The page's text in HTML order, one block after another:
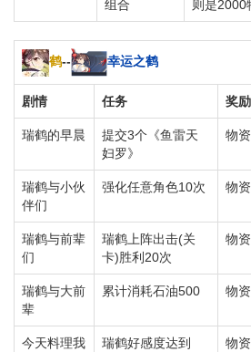
组合 则是2000
鹤-- 幸运之鹤
剧情 任务 奖励
瑞鹤的早晨
提交3个《鱼雷天
妇罗》
物
瑞鹤与小伙
伴们
强化任意角色10次 物
瑞鹤与前辈
们
瑞鹤上阵出击(关
卡)胜利20次
物
瑞鹤与大前
辈
累计消耗石油500 物
今天料理我
瑞鹤好感度达到
物